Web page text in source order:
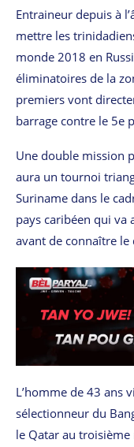
Entraineur depuis à
mettre les
monde 2018 en
éliminatoires de la
premiers vont
barrage contre le 5e
Une double mission
aura un tournoi
Suriname dans le
pays caribéen qui va
avant de connaître
L’homme de 43 ans
sélectionneur du
le Qatar au